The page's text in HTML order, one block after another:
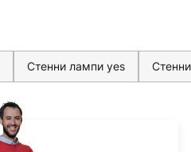
Стенни лампи yes